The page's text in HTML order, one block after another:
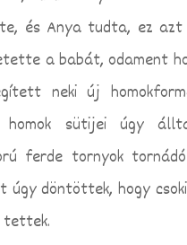
és Anya tudta, ez azt
a babát, odament
neki új
homok sütijei úgy
ferde tornyok
úgy döntöttek, hogy
tettek.